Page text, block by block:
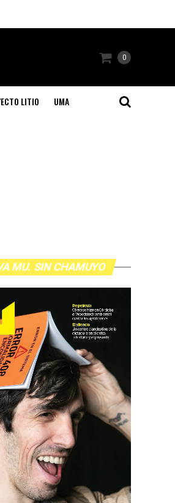
0
LITIO UMA
MU. SIN CHAMUYO